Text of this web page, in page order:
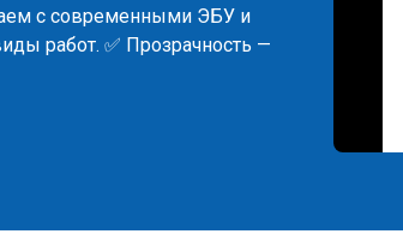
с современными ЭБУ и
работ. ✅ Прозрачность —